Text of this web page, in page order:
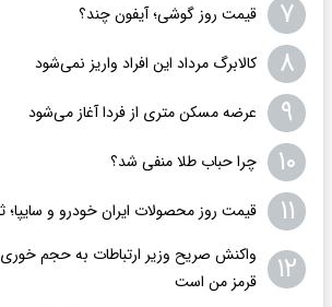
۷ قیمت روز گوشی؛ آیفون چند؟
۸ کالابرگ مرداد این افراد واریز نمی‌شود
۹ عرضه مسکن متری از فردا آغاز می‌شود
۱۰ چرا حباب طلا منفی شد؟
۱۱ قیمت روز محصولات ایران خودرو و سایپا؛
۱۲
واکنش صریح وزیر ارتباطات به حجم
قرمز من است